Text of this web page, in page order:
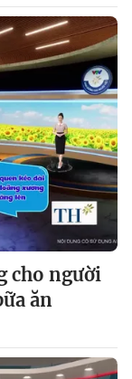
cho người
ăn